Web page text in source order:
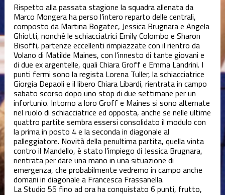
Rispetto alla passata stagione la squadra allenata da
Marco Mongera ha perso l’intero reparto delle centrali,
composto da Martina Bogatec, Jessica Brugnara e Angela
Ghiotti, nonché le schiacciatrici Emily Colombo e Sharon
Bisoffi, partenze eccellenti rimpiazzate con il rientro da
Volano di Matilde Maines, con l’innesto di tante giovani e
di due ex argentelle, quali Chiara Groff e Emma Landrini. I
punti fermi sono la regista Lorena Tuller, la schiacciatrice
Giorgia Depaoli e il libero Chiara Libardi, rientrata in campo
sabato scorso dopo uno stop di due settimane per un
infortunio. Intorno a loro Groff e Maines si sono alternate
nel ruolo di schiacciatrice ed opposta, anche se nelle ultime
quattro partite sembra essersi consolidato il modulo con
la prima in posto 4 e la seconda in diagonale al
palleggiatore. Novità della penultima partita, quella vinta
contro il Mandello, è stato l’impiego di Jessica Brugnara,
rientrata per dare una mano in una situazione di
emergenza, che probabilmente vedremo in campo anche
domani in diagonale a Francesca Frassanella.
La Studio 55 fino ad ora ha conquistato 6 punti, frutto,